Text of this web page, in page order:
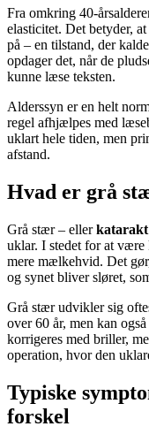
Fra omkring 40-
elasticitet. Det betyder,
på – en tilstand, der
opdager det, når de
kunne læse teksten.
Alderssyn er en helt
regel afhjælpes med
uklart hele tiden, men
afstand.
Hvad er grå
Grå stær – ellerkatarakt
uklar. I stedet for at
mere mælkehvid. Det
og synet bliver sløret,
Grå stær udvikler sig
over 60 år, men kan
korrigeres med briller,
operation, hvor den
Typiske
forskel